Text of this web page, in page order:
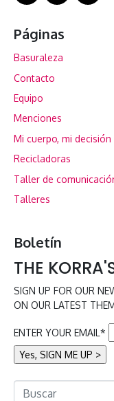
Páginas
Basuraleza
Contacto
Equipo
Menciones
Mi cuerpo, mi decisión
Recicladoras
Taller de
Talleres
Boletín
THE
SIGN UP FOR OUR
ON OUR LATEST
ENTER YOUR EMAIL*